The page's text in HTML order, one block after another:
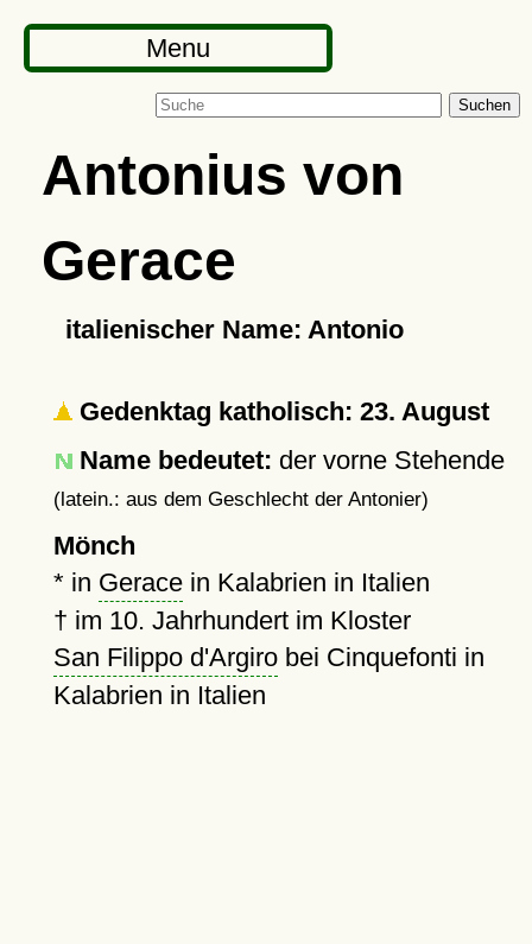
Menu
Suchen
Antonius von
Gerace
italienischer Name: Antonio
Gedenktag katholisch: 23. August
Name bedeutet: der vorne Stehende
(latein.: aus dem Geschlecht der Antonier)
Mönch
* in Geracein Kalabrien in Italien
† im 10. Jahrhundert im Kloster
San Filippo d'Argirobei Cinquefonti in
Kalabrien in Italien